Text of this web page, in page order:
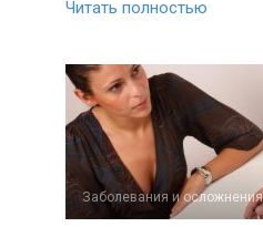
Читать полностью
Заболевания и осложнения